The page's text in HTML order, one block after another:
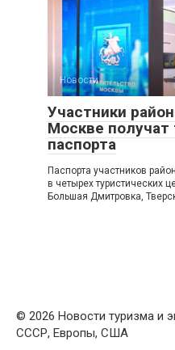
Новости
Участники
Москве получат
паспорта
Паспорта участников
в четырех туристических
Большая Дмитровка,
© 2026 Новости туризма и
СССР, Европы, США